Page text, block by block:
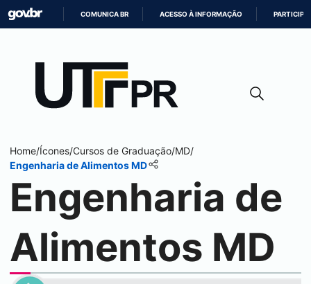
CONTEÚDO
COMUNICA BR ACESSO À INFORMAÇÃO PARTICIPE
Home/Ícones/Cursos de Graduação/MD/
Engenharia de Alimentos MD
Engenharia de
Alimentos MD